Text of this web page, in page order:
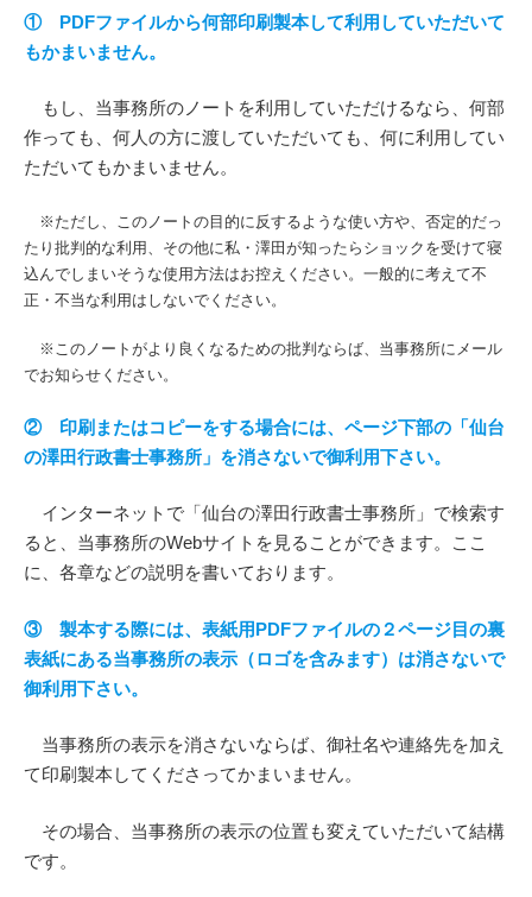
① PDFファイルから何部印刷製本して利用していただいて
もかまいません。
もし、当事務所のノートを利用していただけるなら、何部
作っても、何人の方に渡していただいても、何に利用してい
ただいてもかまいません。
※ただし、このノートの目的に反するような使い方や、否定的だっ
たり批判的な利用、その他に私・澤田が知ったらショックを受けて寝
込んでしまいそうな使用方法はお控えください。一般的に考えて不
正・不当な利用はしないでください。
※このノートがより良くなるための批判ならば、当事務所にメール
でお知らせください。
② 印刷またはコピーをする場合には、ページ下部の「仙台
の澤田行政書士事務所」を消さないで御利用下さい。
インターネットで「仙台の澤田行政書士事務所」で検索す
ると、当事務所のWebサイトを見ることができます。ここ
に、各章などの説明を書いております。
③ 製本する際には、表紙用PDFファイルの２ページ目の裏
表紙にある当事務所の表示（ロゴを含みます）は消さないで
御利用下さい。
当事務所の表示を消さないならば、御社名や連絡先を加え
て印刷製本してくださってかまいません。
その場合、当事務所の表示の位置も変えていただいて結構
です。